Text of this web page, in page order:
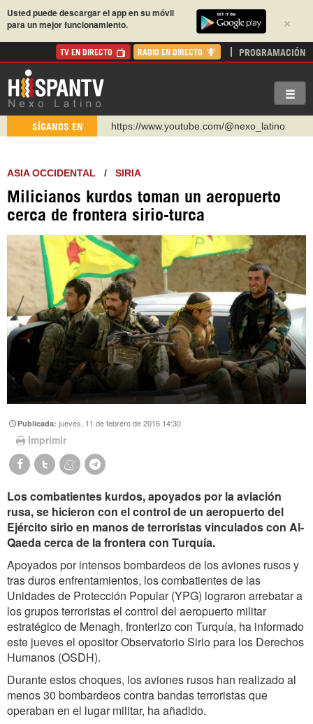
×
Usted puede descargar el app en su móvil
para un mejor funcionamiento.
TV EN DIRECTO RADIO EN DIRECTO PROGRAMACIÓN
SÍGANOS EN
https://www.youtube.com/@nexo_latino
https://t.me/hispantvcanal
https://urmedium.com/c/hispantv
WhatsApp y Viber: +98 921 79 29 404
https://www.facebook.com/Nexolatino.Canal
ASIA OCCIDENTAL / SIRIA
Milicianos kurdos toman un aeropuerto
cerca de frontera sirio-turca
Publicada:jueves, 11 de febrero de 2016 14:30
Imprimir
Los combatientes kurdos, apoyados por la aviación
rusa, se hicieron con el control de un aeropuerto del
Ejército sirio en manos de terroristas vinculados con Al-
Qaeda cerca de la frontera con Turquía.
Apoyados por intensos bombardeos de los aviones rusos y
tras duros enfrentamientos, los combatientes de las
Unidades de Protección Popular (YPG) lograron arrebatar a
los grupos terroristas el control del aeropuerto militar
estratégico de Menagh, fronterizo con Turquía, ha informado
este jueves el opositor Observatorio Sirio para los Derechos
Humanos (OSDH).
Durante estos choques, los aviones rusos han realizado al
menos 30 bombardeos contra bandas terroristas que
operaban en el lugar militar, ha añadido.